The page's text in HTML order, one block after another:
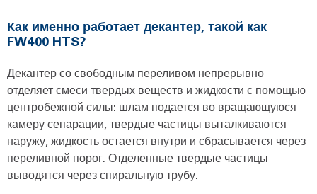
Как именно работает декантер, такой как
FW400 HTS?
Декантер со свободным переливом непрерывно
отделяет смеси твердых веществ и жидкости с помощью
центробежной силы: шлам подается во вращающуюся
камеру сепарации, твердые частицы выталкиваются
наружу, жидкость остается внутри и сбрасывается через
переливной порог. Отделенные твердые частицы
выводятся через спиральную трубу.